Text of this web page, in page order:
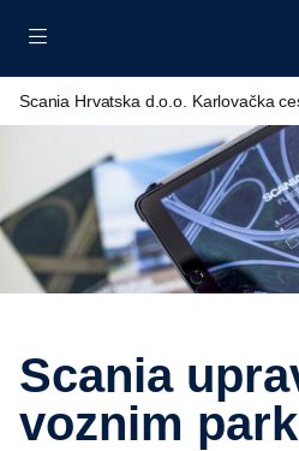
Scania Hrvatska d.o.o. Karlovačka
Scania upravljanje
voznim